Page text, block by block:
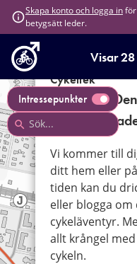
Skapa konto och logga in
betygsätt leder.
Visar
Intressepunkter
Cykeltek
Cykeltek -
Vi kommer till
ditt hem eller
tiden kan du
eller blogga
cykeläventyr.
allt krångel
cykeln.